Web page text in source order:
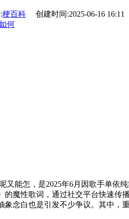
梗百科 创建时间:2025-06-16 16:11
何
又能怎，是2025年6月因歌手单依
的魔性歌词，通过社交平台快速
念白也是引发不少争议。其中，